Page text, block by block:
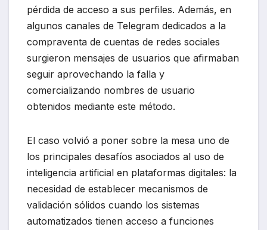
pérdida de acceso a sus perfiles. Además, en
algunos canales de Telegram dedicados a la
compraventa de cuentas de redes sociales
surgieron mensajes de usuarios que afirmaban
seguir aprovechando la falla y
comercializando nombres de usuario
obtenidos mediante este método.
El caso volvió a poner sobre la mesa uno de
los principales desafíos asociados al uso de
inteligencia artificial en plataformas digitales: la
necesidad de establecer mecanismos de
validación sólidos cuando los sistemas
automatizados tienen acceso a funciones